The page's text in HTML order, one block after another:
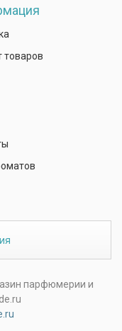
товаров
парфюмерии и